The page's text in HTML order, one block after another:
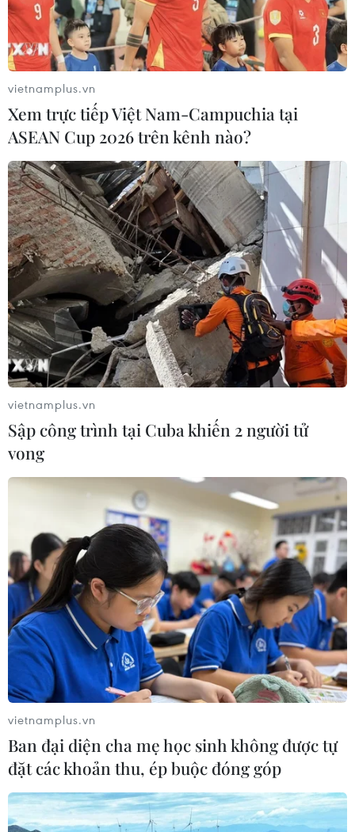
vietnamplus.vn
Xem trực tiếp Việt Nam-Campuchia tại
ASEAN Cup 2026 trên kênh nào?
vietnamplus.vn
Sập công trình tại Cuba khiến 2 người tử
vong
vietnamplus.vn
Ban đại diện cha mẹ học sinh không được tự
đặt các khoản thu, ép buộc đóng góp